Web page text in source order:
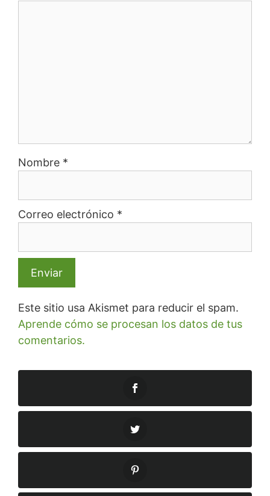
Nombre *
Correo electrónico *
Este sitio usa Akismet para reducir el spam.
Aprende cómo se procesan los datos de tus
comentarios.